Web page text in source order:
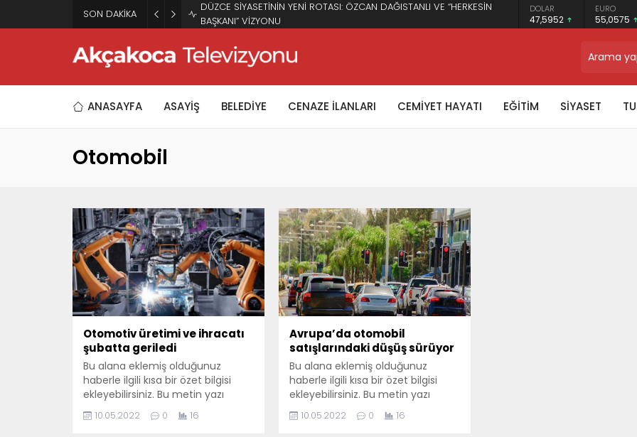
SON DAKİKA
DÜZCE SİYASETİNİN YENİ ROTASI: ÖZCAN DAĞISTANLI VE “HERKESİN
BAŞKANI” VİZYONU
DOLAR
47,5952
EURO
55,0575
ANASAYFA ASAYİŞ BELEDİYE CENAZE İLANLARI CEMİYET HAYATI EĞİTİM SİYASET
Otomobil
Otomotiv üretimi ve ihracatı
şubatta geriledi
Bu alana eklemiş olduğunuz
haberle ilgili kısa bir özet bilgisi
ekleyebilirsiniz. Bu metin yazı
düzenleme sayfasında "Özet"
bölümünden eklenebilir. Özet
10.05.2022 0 16
Avrupa’da otomobil
satışlarındaki düşüş sürüyor
Bu alana eklemiş olduğunuz
haberle ilgili kısa bir özet bilgisi
ekleyebilirsiniz. Bu metin yazı
düzenleme sayfasında "Özet"
bölümünden eklenebilir. Özet
10.05.2022 0 16